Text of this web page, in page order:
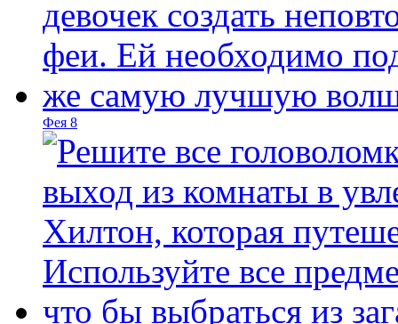
Фея 8